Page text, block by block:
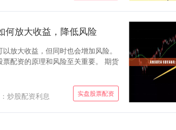
何放大收益，降低风险
放大收益，但同时也会增加风险。
配资的原理和风险至关重要。 期货
实盘股票配资
炒股配资利息